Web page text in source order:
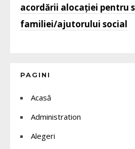
acordării alocației pentru
familiei/ajutorului social
PAGINI
Acasă
Administration
Alegeri